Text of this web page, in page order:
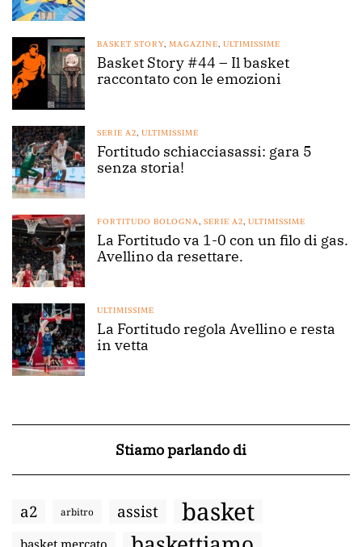
BASKET STORY, MAGAZINE, ULTIMISSIME
Basket Story #44 – Il basket
raccontato con le emozioni
SERIE A2, ULTIMISSIME
Fortitudo schiacciasassi: gara 5
senza storia!
FORTITUDO BOLOGNA, SERIE A2, ULTIMISSIME
La Fortitudo va 1-0 con un filo di gas.
Avellino da resettare.
ULTIMISSIME
La Fortitudo regola Avellino e resta
in vetta
Stiamo parlando di
a2 arbitro assist basket
basket mercato